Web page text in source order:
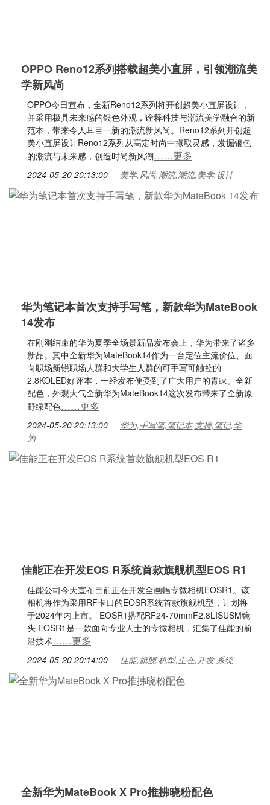
OPPO Reno12系列搭载超美小直屏，引领潮流美
学新风尚
OPPO今日宣布，全新Reno12系列将开创超美小直屏设计，
并采用极具未来感的银色外观，诠释科技与潮流美学融合的新
范本，带来令人耳目一新的潮流新风尚。Reno12系列开创超
美小直屏设计Reno12系列从高定时尚中撷取灵感，发掘银色
的潮流与未来感，创造时尚新风潮……更多
2024-05-20 20:13:00 美学,风尚,潮流,潮流,美学,设计
华为笔记本首次支持手写笔，新款华为MateBook
14发布
在刚刚结束的华为夏季全场景新品发布会上，华为带来了诸多
新品。其中全新华为MateBook14作为一台定位主流价位、面
向职场新锐职场人群和大学生人群的可手写可触控的
2.8KOLED好评本，一经发布便受到了广大用户的青睐。全新
配色，外观大气全新华为MateBook14这次发布带来了全新原
野绿配色……更多
2024-05-20 20:13:00
华为,手写笔,笔记本,支持,笔记,华
为
佳能正在开发EOS R系统首款旗舰机型EOS R1
佳能公司今天宣布目前正在开发全画幅专微相机EOSR1。该
相机将作为采用RF卡口的EOSR系统首款旗舰机型，计划将
于2024年内上市。 EOSR1搭配RF24-70mmF2.8LISUSM镜
头 EOSR1是一款面向专业人士的专微相机，汇集了佳能的前
沿技术……更多
2024-05-20 20:14:00 佳能,旗舰,机型,正在,开发,系统
全新华为MateBook X Pro推拂晓粉配色